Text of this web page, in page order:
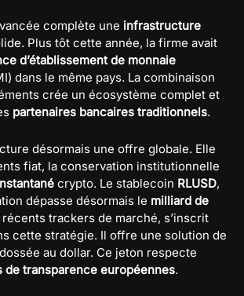
complète une infrastructure
Plus tôt cette année, la firme avait
d’établissement de monnaie
dans le même pays. La combinaison
crée un écosystème complet et
partenaires bancaires traditionnels.
désormais une offre globale. Elle
fiat, la conservation institutionnelle
crypto. Le stablecoin RLUSD,
dépasse désormais le milliard de
trackers de marché, s’inscrit
cette stratégie. Il offre une solution de
au dollar. Ce jeton respecte
de transparence européennes.